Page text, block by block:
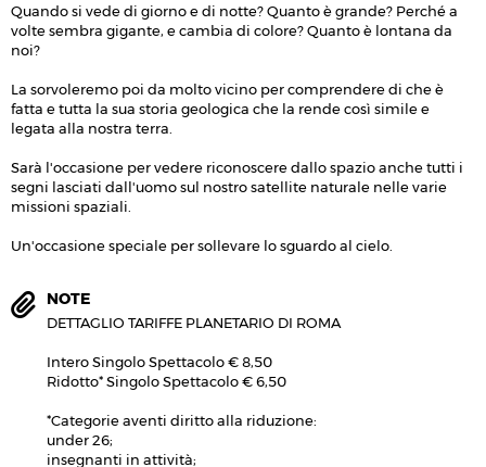
Quando si vede di giorno e di notte? Quanto è grande? Perché a
volte sembra gigante, e cambia di colore? Quanto è lontana da
noi?
La sorvoleremo poi da molto vicino per comprendere di che è
fatta e tutta la sua storia geologica che la rende così simile e
legata alla nostra terra.
Sarà l'occasione per vedere riconoscere dallo spazio anche tutti i
segni lasciati dall'uomo sul nostro satellite naturale nelle varie
missioni spaziali.
Un'occasione speciale per sollevare lo sguardo al cielo.
NOTE
DETTAGLIO TARIFFE PLANETARIO DI ROMA
Intero Singolo Spettacolo € 8,50
Ridotto* Singolo Spettacolo € 6,50
*Categorie aventi diritto alla riduzione:
under 26;
insegnanti in attività;